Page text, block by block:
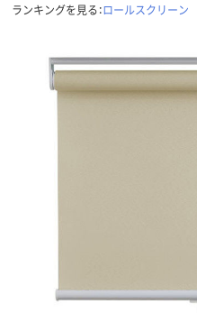
ランキングを見る：ロールスクリーン